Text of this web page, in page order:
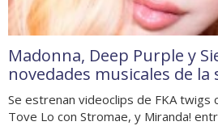
Madonna, Deep Purple y
novedades musicales de la
Se estrenan videoclips de FKA twigs
Tove Lo con Stromae, y Miranda!